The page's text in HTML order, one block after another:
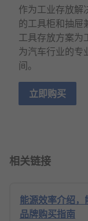
作为工业存放解
的工具柜和抽屉
工具存放方案为
为汽车行业的专
间。
立即购买
相关链接
能源效率介绍
品牌购买指南